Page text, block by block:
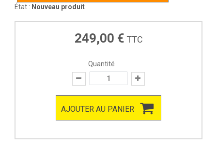
État : Nouveau produit
249,00 € TTC
Quantité
AJOUTER AU PANIER